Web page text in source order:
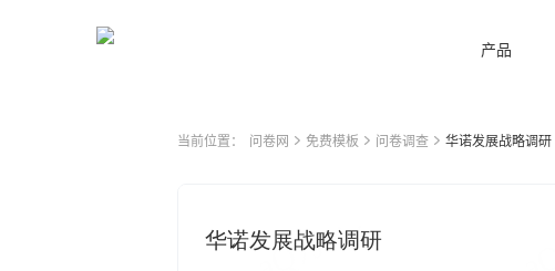
产品
当前位置： 问卷网 免费模板 问卷调查 华诺发展战略调研